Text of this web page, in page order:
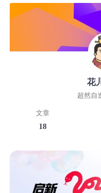
花
超然自
文章
18